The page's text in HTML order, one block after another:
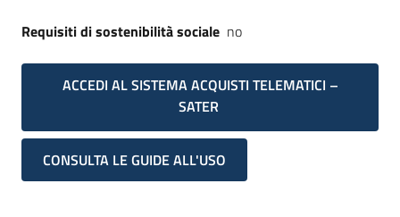
Requisiti di sostenibilità sociale no
ACCEDI AL SISTEMA ACQUISTI TELEMATICI –
SATER
CONSULTA LE GUIDE ALL'USO